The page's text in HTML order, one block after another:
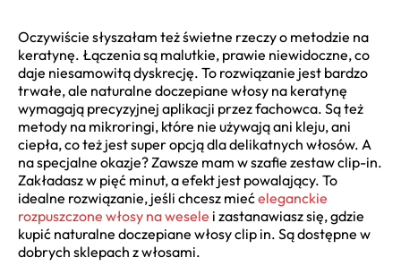
Oczywiście słyszałam też świetne rzeczy o metodzie na
keratynę. Łączenia są malutkie, prawie niewidoczne, co
daje niesamowitą dyskrecję. To rozwiązanie jest bardzo
trwałe, ale naturalne doczepiane włosy na keratynę
wymagają precyzyjnej aplikacji przez fachowca. Są też
metody na mikroringi, które nie używają ani kleju, ani
ciepła, co też jest super opcją dla delikatnych włosów. A
na specjalne okazje? Zawsze mam w szafie zestaw clip-in.
Zakładasz w pięć minut, a efekt jest powalający. To
idealne rozwiązanie, jeśli chcesz miećeleganckie
rozpuszczone włosy na wesele i zastanawiasz się, gdzie
kupić naturalne doczepiane włosy clip in. Są dostępne w
dobrych sklepach z włosami.